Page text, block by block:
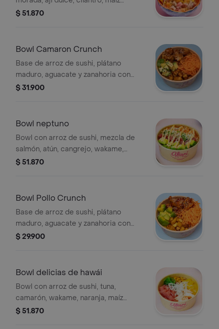
tostado, topping de crunch de
$ 51.870
Bowl Camaron Crunch
Base de arroz de sushi, plátano
maduro, aguacate y zanahoria con
camarón rebosado bañado en salsa a
$ 31.900
Bowl neptuno
Bowl con arroz de sushi, mezcla de
salmón, atún, cangrejo, wakame,
aguacate con mayonesa japonesa y
$ 51.870
Bowl Pollo Crunch
Base de arroz de sushi, plátano
maduro, aguacate y zanahoria con
pechuga de pollo rebosado bañado
$ 29.900
Bowl delicias de hawái
Bowl con arroz de sushi, tuna,
camarón, wakame, naranja, maíz
tostado, marinado en salsa ponzu con
$ 51.870